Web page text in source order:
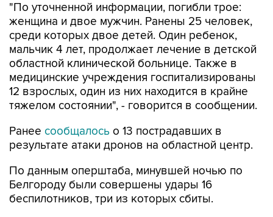
"По уточненной информации, погибли трое:
женщина и двое мужчин. Ранены 25 человек,
среди которых двое детей. Один ребенок,
мальчик 4 лет, продолжает лечение в детской
областной клинической больнице. Также в
медицинские учреждения госпитализированы
12 взрослых, один из них находится в крайне
тяжелом состоянии", - говорится в сообщении.
Ранее сообщалось о 13 пострадавших в
результате атаки дронов на областной центр.
По данным оперштаба, минувшей ночью по
Белгороду были совершены удары 16
беспилотников, три из которых сбиты.